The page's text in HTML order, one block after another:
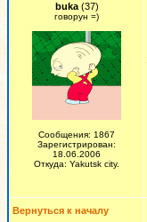
buka(37)
говорун =)
Сообщения: 1867
Зарегистрирован:
18.06.2006
Откуда: Yakutsk city.
Вернуться к началу